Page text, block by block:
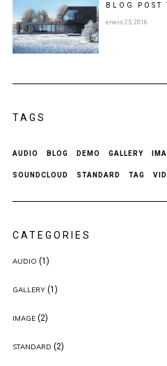
BLOG POST
enero 25, 2016
TAGS
AUDIO BLOG DEMO GALLERY
SOUNDCLOUD STANDARD TAG
CATEGORIES
AUDIO (1)
GALLERY(1)
IMAGE(2)
STANDARD (2)